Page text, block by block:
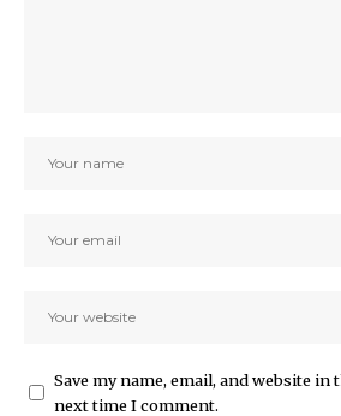
Save my name, email, and website
next time I comment.